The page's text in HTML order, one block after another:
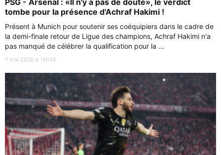
tombe pour la présence d'Achraf Hakimi !
Présent à Munich pour soutenir ses coéquipiers dans le cadre de
la demi-finale retour de Ligue des champions, Achraf Hakimi n'a
pas manqué de célébrer la qualification pour la ...
7 mai 2026 à 14h45